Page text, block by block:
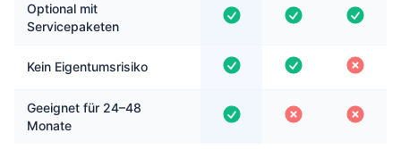
Optional mit
Servicepaketen
Kein Eigentumsrisiko
Geeignet für 24–48
Monate